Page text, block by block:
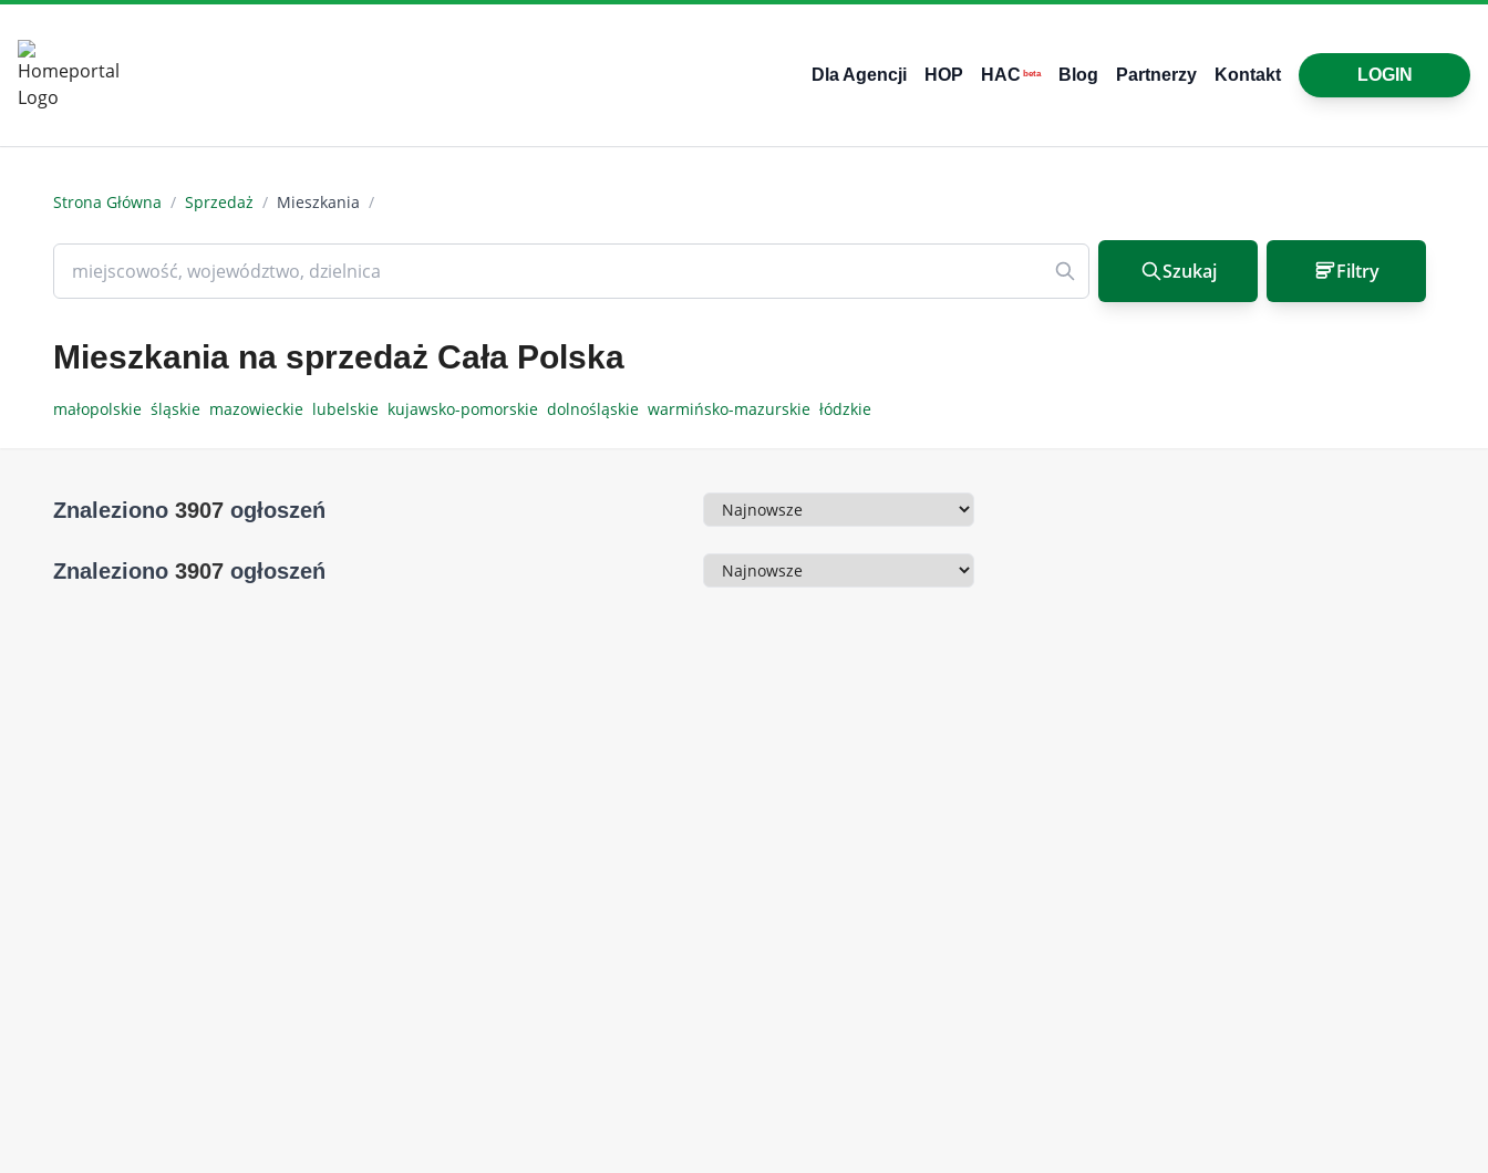
Dla Agencji HOP HAC beta Blog Partnerzy Kontakt LOGIN
Strona Główna / Sprzedaż / Mieszkania /
Szukaj Filtry
Mieszkania na sprzedaż Cała Polska
małopolskie śląskie mazowieckie lubelskie kujawsko-pomorskie dolnośląskie warmińsko-mazurskie łódzkie
Znaleziono 3907 ogłoszeń Sortowanie
Znaleziono 3907 ogłoszeń Sortowanie